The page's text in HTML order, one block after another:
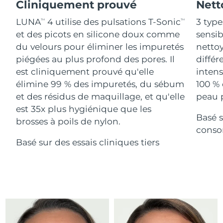
Cliniquement prouvé
LUNATM 4 utilise des pulsations T-SonicTM
et des picots en silicone doux comme
du velours pour éliminer les impuretés
piégées au plus profond des pores. Il
est cliniquement prouvé qu'elle
élimine 99 % des impuretés, du sébum
et des résidus de maquillage, et qu'elle
est 35x plus hygiénique que les
brosses à poils de nylon.
Basé sur des essais cliniques tiers
3
100
peau
Basé
For healthy hair
18% PAP
Acheter tout
FOREO APP
À PROPROS
Israël
Italie Livraison estimée 8/11/26
Japon Livraison estimée 8/14/26
Jersey Livraison estimée8/16/26
Kazakhstan Livraison estimée
8/11/26
Lituanie Livraison estimée8/11/26